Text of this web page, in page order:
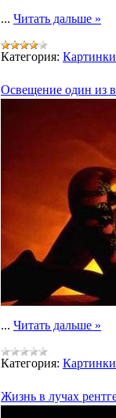
... Читать дальше »
Категория: Картинки
Освещение один из
... Читать дальше »
Категория: Картинки
Жизнь в лучах